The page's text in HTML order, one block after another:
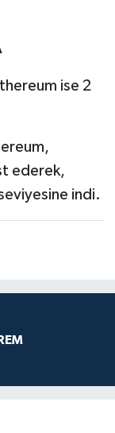
ise 2
ederek,
indi.